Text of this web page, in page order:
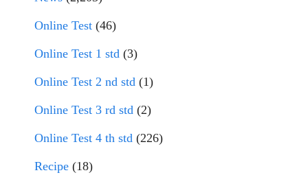
Online Test (46)
Online Test 1 std (3)
Online Test 2 nd std (1)
Online Test 3 rd std (2)
Online Test 4 th std (226)
Recipe (18)